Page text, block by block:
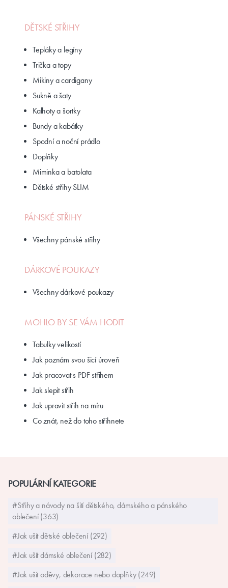
DĚTSKÉ STŘIHY
Tepláky a legíny
Trička a topy
Mikiny a cardigany
Sukně a šaty
Kalhoty a šortky
Bundy a kabátky
Spodní a noční prádlo
Doplňky
Miminka a batolata
Dětské střihy SLIM
PÁNSKÉ STŘIHY
Všechny pánské střihy
DÁRKOVÉ POUKAZY
Všechny dárkové poukazy
MOHLO BY SE VÁM HODIT
Tabulky velikostí
Jak poznám svou šicí úroveň
Jak pracovat s PDF střihem
Jak slepit střih
Jak upravit střih na míru
Co znát, než do toho střihnete
POPULÁRNÍ KATEGORIE
#Střihy a návody na šití dětského, dámského a pánského
oblečení (363)
#Jak ušít dětské oblečení (292)
#Jak ušít dámské oblečení (282)
#Jak ušít oděvy, dekorace nebo doplňky (249)